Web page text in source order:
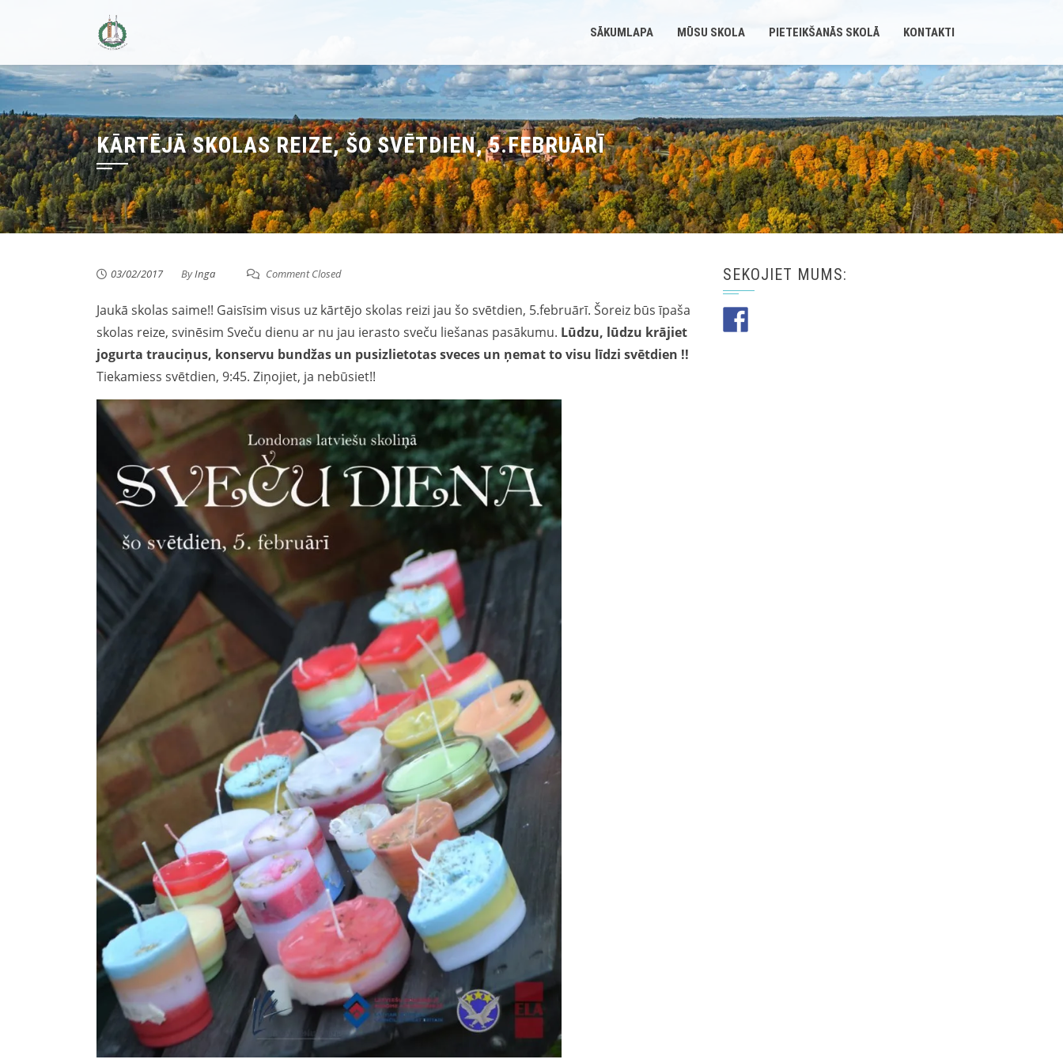
SĀKUMLAPA MŪSU SKOLA PIETEIKŠANĀS SKOLĀ KONTAKTI
KĀRTĒJĀ SKOLAS REIZE, ŠO SVĒTDIEN, 5.FEBRUĀRĪ
03/02/2017 ByInga Comment Closed
Jaukā skolas saime!! Gaisīsim visus uz kārtējo skolas reizi jau šo svētdien, 5.februārī. Šoreiz būs īpaša
skolas reize, svinēsim Sveču dienu ar nu jau ierasto sveču liešanas pasākumu. Lūdzu, lūdzu krājiet
jogurta trauciņus, konservu bundžas un pusizlietotas sveces un ņemat to visu līdzi svētdien !!
Tiekamiess svētdien, 9:45. Ziņojiet, ja nebūsiet!!
SEKOJIET MUMS: